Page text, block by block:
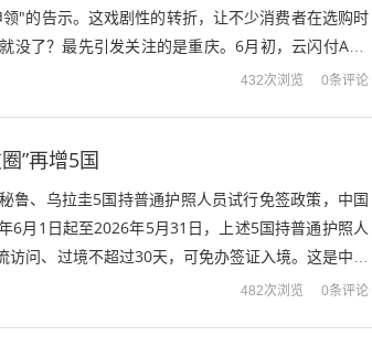
"的告示。这戏剧性的转折，让不少消费者在选购时
没了？最先引发关注的是重庆。6月初，云闪付App
个品类的...
432次浏览 0条评论
”再增5国
鲁、乌拉圭5国持普通护照人员试行免签政策，中国
6月1日起至2026年5月31日，上述5国持普通护照人
访问、过境不超过30天，可免办签证入境。这是中方
...
482次浏览 0条评论